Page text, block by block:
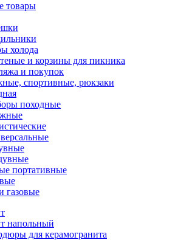
товары
холода
и корзины для пикника
и покупок
спортивные, рюкзаки
походные
портативные
газовые
напольный
для керамогранита